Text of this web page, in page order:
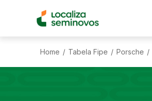
Home / Tabela Fipe / Porsche /